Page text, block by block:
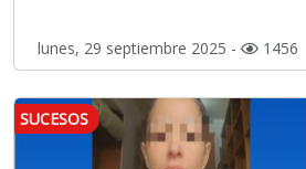
lunes, 29 septiembre 2025 - 1456
SUCESOS